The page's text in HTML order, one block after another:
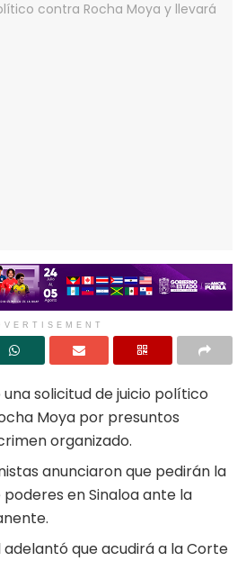
una solicitud de juicio político
Moya por presuntos
organizado.
anunciaron que pedirán la
en Sinaloa ante la
adelantó que acudirá a la Corte